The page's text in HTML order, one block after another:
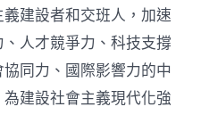
建設者和交班人，加速
人才競爭力、科技支撐
同力、國際影響力的中
建設社會主義現代化強